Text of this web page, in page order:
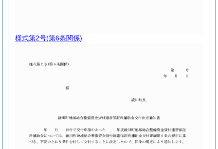
様式第2号(第6条関係)